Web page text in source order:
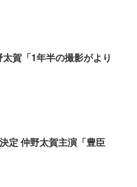
賀「1年半の撮影がより
定 仲野太賀主演「豊臣